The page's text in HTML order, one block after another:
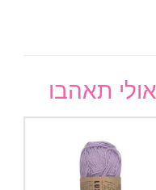
תאהבו